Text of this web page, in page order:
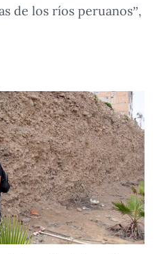
de los ríos peruanos”,